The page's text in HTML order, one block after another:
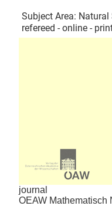
Subject Area: Natural
refereed - online -
journal
OEAW Mathematisch